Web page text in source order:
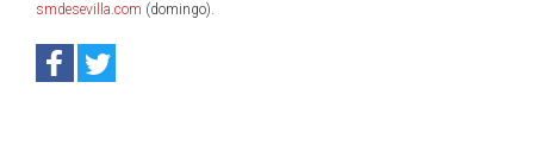
smdesevilla.com (domingo).